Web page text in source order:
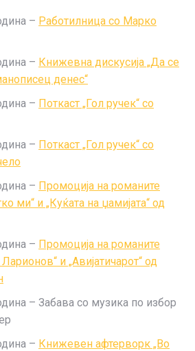
– Работилница со Марко
– Книжевна дискусија „Да се
денес“
– Поткаст „Гол ручек“ со
– Поткаст „Гол ручек“ со
– Промоција на романите
ми“ и „Куќата на џамијата“ од
– Промоција на романите
и „Авијатичарот“ од
– Забава со музика по избор
– Книжевен афтерворк „Во